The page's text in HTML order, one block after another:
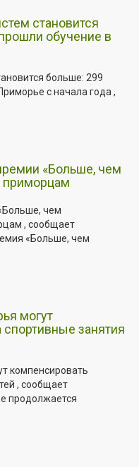
становится
обучение в
больше: 299
с начала года ,
«Больше, чем
приморцам
чем
, сообщает
«Больше, чем
могут
занятия
компенсировать
, сообщает
продолжается